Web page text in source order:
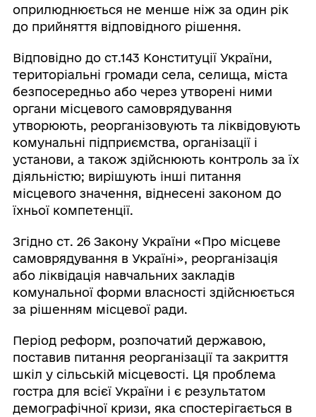
оприлюднюється не менше ніж за один рік
до прийняття відповідного рішення.
Відповідно до ст.143 Конституції України,
територіальні громади села, селища, міста
безпосередньо або через утворені ними
органи місцевого самоврядування
утворюють, реорганізовують та ліквідовують
комунальні підприємства, організації і
установи, а також здійснюють контроль за їх
діяльністю; вирішують інші питання
місцевого значення, віднесені законом до
їхньої компетенції.
Згідно ст. 26 Закону України «Про місцеве
самоврядування в Україні», реорганізація
або ліквідація навчальних закладів
комунальної форми власності здійснюється
за рішенням місцевої ради.
Період реформ, розпочатий державою,
поставив питання реорганізації та закриття
шкіл у сільській місцевості. Ця проблема
гостра для всієї України і є результатом
демографічної кризи, яка спостерігається в